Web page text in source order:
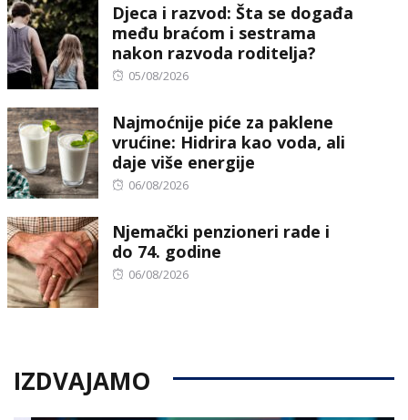
Djeca i razvod: Šta se događa
među braćom i sestrama
nakon razvoda roditelja?
Posted
05/08/2026
Najmoćnije piće za paklene
vrućine: Hidrira kao voda, ali
daje više energije
Posted
06/08/2026
Njemački penzioneri rade i
do 74. godine
Posted
06/08/2026
IZDVAJAMO